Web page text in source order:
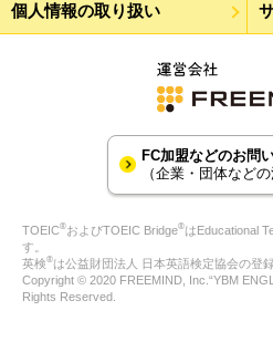
個人情報の取り扱い
FC加盟などのお問
（企業・団体など
TOEIC®およびTOEIC Bridge®はEducational
す。
英検®は公益財団法人 日本英語検定協会の登
Copyright © 2020 FREEMIND, Inc.“YBM
Rights Reserved.